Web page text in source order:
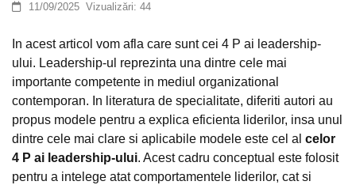
11/09/2025 Vizualizări: 44
In acest articol vom afla care sunt cei 4 P ai leadership-
ului. Leadership-ul reprezinta una dintre cele mai
importante competente in mediul organizational
contemporan. In literatura de specialitate, diferiti autori au
propus modele pentru a explica eficienta liderilor, insa unul
dintre cele mai clare si aplicabile modele este cel al celor
4 P ai leadership-ului. Acest cadru conceptual este folosit
pentru a intelege atat comportamentele liderilor, cat si